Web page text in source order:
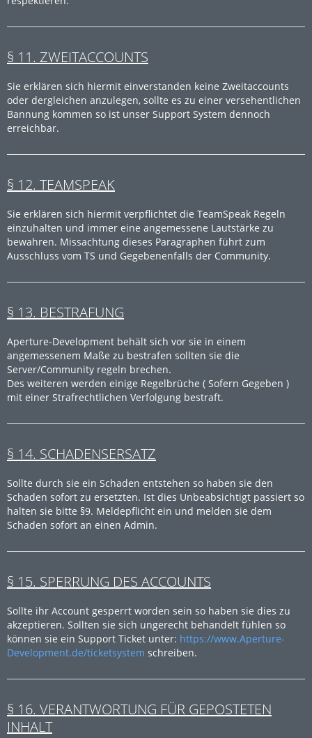
§ 11. ZWEITACCOUNTS
Sie erklären sich hiermit einverstanden keine Zweitaccounts
oder dergleichen anzulegen, sollte es zu einer versehentlichen
Bannung kommen so ist unser Support System dennoch
erreichbar.
§ 12. TEAMSPEAK
Sie erklären sich hiermit verpflichtet die TeamSpeak Regeln
einzuhalten und immer eine angemessene Lautstärke zu
bewahren. Missachtung dieses Paragraphen führt zum
Ausschluss vom TS und Gegebenenfalls der Community.
§ 13. BESTRAFUNG
Aperture-Development behält sich vor sie in einem
angemessenem Maße zu bestrafen sollten sie die
Server/Community regeln brechen.
Des weiteren werden einige Regelbrüche ( Sofern Gegeben )
mit einer Strafrechtlichen Verfolgung bestraft.
§ 14. SCHADENSERSATZ
Sollte durch sie ein Schaden entstehen so haben sie den
Schaden sofort zu ersetzten. Ist dies Unbeabsichtigt passiert so
halten sie bitte §9. Meldepflicht ein und melden sie dem
Schaden sofort an einen Admin.
§ 15. SPERRUNG DES ACCOUNTS
Sollte ihr Account gesperrt worden sein so haben sie dies zu
akzeptieren. Sollten sie sich ungerecht behandelt fühlen so
können sie ein Support Ticket unter: https://www.Aperture-
Development.de/ticketsystem schreiben.
§ 16. VERANTWORTUNG FÜR GEPOSTETEN
INHALT